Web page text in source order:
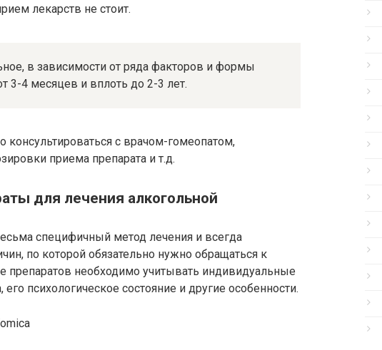
лекарств не стоит.
в зависимости от ряда факторов и формы
3-4 месяцев и вплоть до 2-3 лет.
консультироваться с врачом-гомеопатом,
приема препарата и т.д.
для лечения алкогольной
специфичный метод лечения и всегда
по которой обязательно нужно обращаться к
препаратов необходимо учитывать индивидуальные
психологическое состояние и другие особенности.